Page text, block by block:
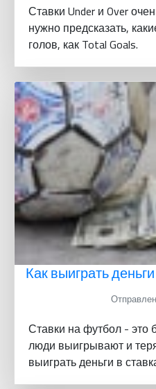
Ставки Under и Over
нужно предсказать,
голов, как Total Goals.
Как выиграть
Ставки на футбол - это
люди выигрывают и
выиграть деньги в